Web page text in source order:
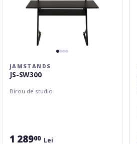
JAMSTANDS
JS-SW300
Birou de studio
1 28900 Lei